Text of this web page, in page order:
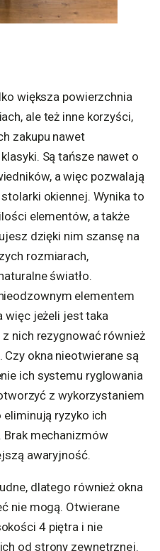
większa powierzchnia
ale też inne korzyści,
zakupu nawet
Są tańsze nawet o
a więc pozwalają
okiennej. Wynika to
elementów, a także
dzięki nim szansę na
rozmiarach,
światło.
elementem
więc jeżeli jest taka
nich rezygnować również
okna nieotwierane są
ich systemu ryglowania
z wykorzystaniem
ryzyko ich
Brak mechanizmów
awaryjność.
dlatego również okna
nie mogą. Otwierane
4 piętra i nie
od strony zewnętrznej.